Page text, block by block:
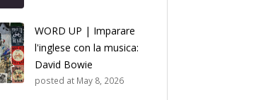
WORD UP | Imparare
l'inglese con la musica:
David Bowie
posted at May 8, 2026